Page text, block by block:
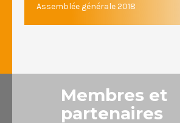
Assemblée générale 2018
Membres et
partenaires